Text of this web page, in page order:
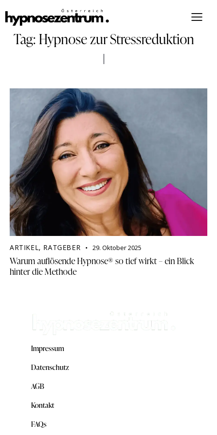
Tag: Hypnose zur Stressreduktion
ARTIKEL, RATGEBER 29. Oktober 2025
Warum auflösende Hypnose® so tief wirkt – ein Blick
hinter die Methode
Impressum
Datenschutz
AGB
Kontakt
FAQs